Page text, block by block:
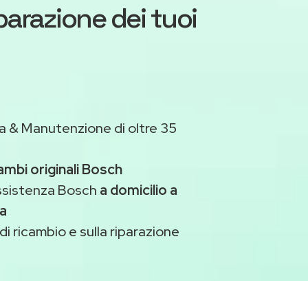
dei tuoi
& Manutenzione di oltre 35
originali Bosch
Bosch a domicilio a
ricambio e sulla riparazione